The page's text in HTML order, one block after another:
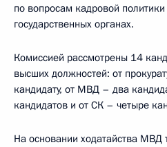
по вопросам кадровой
государственных органах.
Комиссией рассмотрены 14
высших должностей: от
кандидату, от МВД – два
кандидатов и от СК – четыре
На основании ходатайства МВД